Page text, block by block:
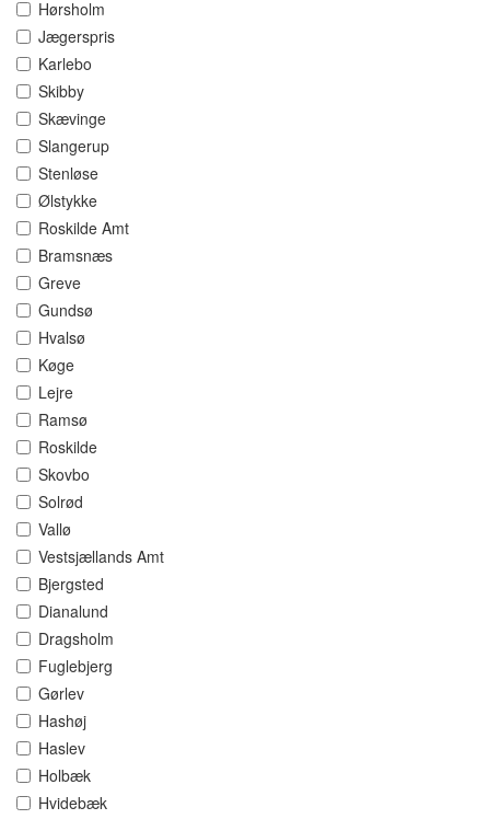
Hørsholm
Jægerspris
Karlebo
Skibby
Skævinge
Slangerup
Stenløse
Ølstykke
Roskilde Amt
Bramsnæs
Greve
Gundsø
Hvalsø
Køge
Lejre
Ramsø
Roskilde
Skovbo
Solrød
Vallø
Vestsjællands Amt
Bjergsted
Dianalund
Dragsholm
Fuglebjerg
Gørlev
Hashøj
Haslev
Holbæk
Hvidebæk